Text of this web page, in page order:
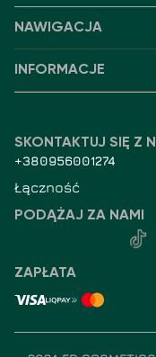
NAWIGACJA
INFORMACJE
SKONTAKTUJ SIĘ Z
+380956001274
Łączność
PODĄŻAJ ZA NAMI
ZAPŁATA